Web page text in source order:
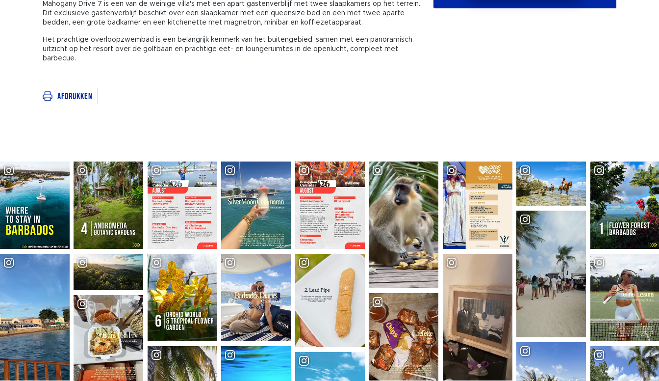
Mahogany Drive 7 is een van de weinige villa's met een apart gastenverblijf met twee slaapkamers op het terrein.
Dit exclusieve gastenverblijf beschikt over een slaapkamer met een queensize bed en een met twee aparte
bedden, een grote badkamer en een kitchenette met magnetron, minibar en koffiezetapparaat.
Het prachtige overloopzwembad is een belangrijk kenmerk van het buitengebied, samen met een panoramisch
uitzicht op het resort over de golfbaan en prachtige eet- en loungeruimtes in de openlucht, compleet met
barbecue.
Afdrukken